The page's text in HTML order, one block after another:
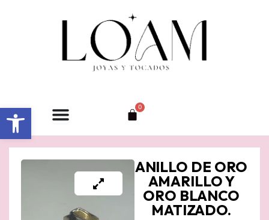
Abrir barra de herramientas 0
Carrito
ANILLO DE ORO
AMARILLO Y
ORO BLANCO
MATIZADO.